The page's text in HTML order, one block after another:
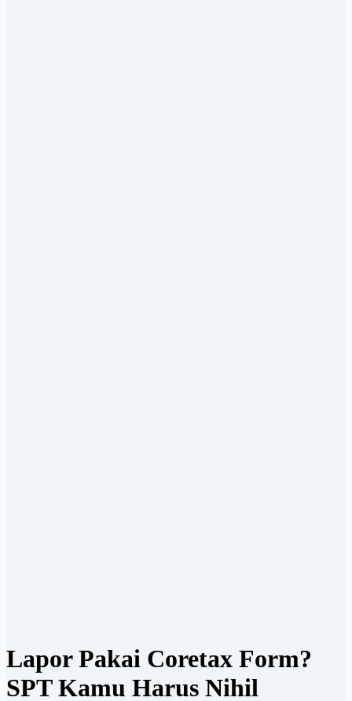
Lapor Pakai Coretax Form?
SPT Kamu Harus Nihil